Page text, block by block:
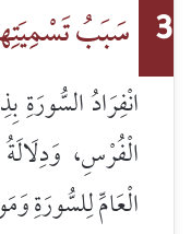
3 سَبَبُ
انْفِرَادُ السُّورَةِ
الْفُرْسِ،
الْعَامِّ لِلسُّورَةِ